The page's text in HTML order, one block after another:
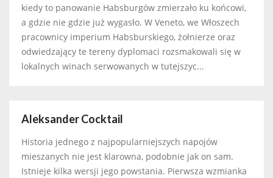
kiedy to panowanie Habsburgów zmierzało ku końcowi,
a gdzie nie gdzie już wygasło. W Veneto, we Włoszech
pracownicy imperium Habsburskiego, żołnierze oraz
odwiedzający te tereny dyplomaci rozsmakowali się w
lokalnych winach serwowanych w tutejszyc...
Aleksander Cocktail
Historia jednego z najpopularniejszych napojów
mieszanych nie jest klarowna, podobnie jak on sam.
Istnieje kilka wersji jego powstania. Pierwsza wzmianka